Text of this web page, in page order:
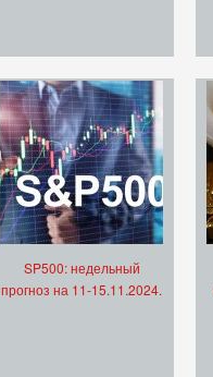
SP500: недельный
прогноз на 11-15.11.2024.